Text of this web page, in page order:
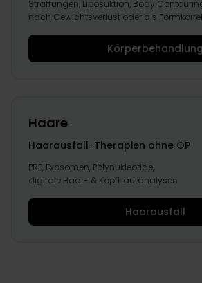
Straffungen, Liposuktion, Body
nach Gewichtsverlust oder als
Körperbehandlung
Haare
Haarausfall-Therapien ohne OP
PRP, Exosomen, Polynukleotide,
digitale Haar- & Kopfhautanalysen
Haarausfall